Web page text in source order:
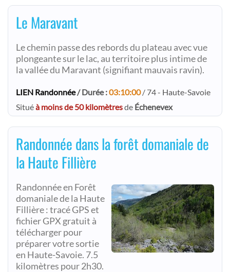
Le Maravant
Le chemin passe des rebords du plateau avec vue
plongeante sur le lac, au territoire plus intime de
la vallée du Maravant (signifiant mauvais ravin).
LIEN Randonnée/ Durée :03:10:00/ 74 - Haute-Savoie
Situéà moins de 50 kilomètresde Échenevex
Randonnée dans la forêt domaniale de
la Haute Fillière
Randonnée en Forêt
domaniale de la Haute
Fillière : tracé GPS et
fichier GPX gratuit à
télécharger pour
préparer votre sortie
en Haute-Savoie. 7.5
kilomètres pour 2h30.